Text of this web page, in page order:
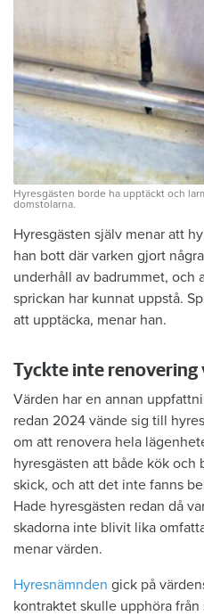
Hyresgästen borde ha upptäckt och
domstolarna.
Hyresgästen själv menar att
han bott där varken gjort
underhåll av badrummet,
sprickan har kunnat uppstå.
att upptäcka, menar han.
Tyckte inte renovering
Värden har en annan
redan 2024 vände sig till
om att renovera hela
hyresgästen att både kök
skick, och att det inte fanns
Hade hyresgästen redan då
skadorna inte blivit lika
menar värden.
Hyresnämnden gick på
kontraktet skulle upphöra från